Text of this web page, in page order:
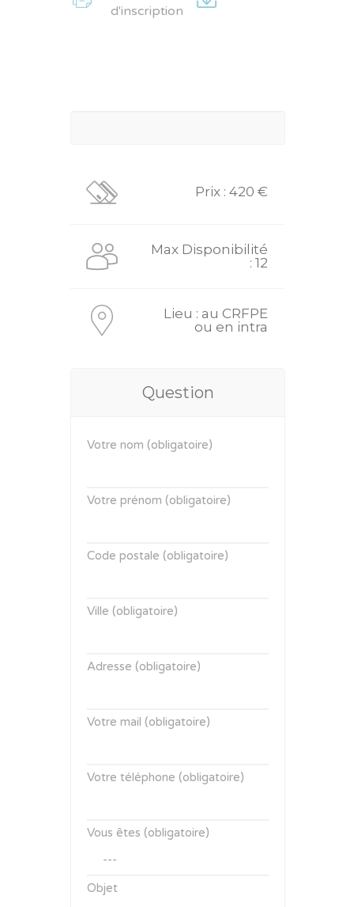
d'inscription
Prix : 420 €
Max Disponibilité
: 12
Lieu : au CRFPE
ou en intra
Question
Votre nom (obligatoire)
Votre prénom (obligatoire)
Code postale (obligatoire)
Ville (obligatoire)
Adresse (obligatoire)
Votre mail (obligatoire)
Votre téléphone (obligatoire)
Vous êtes (obligatoire)
Objet